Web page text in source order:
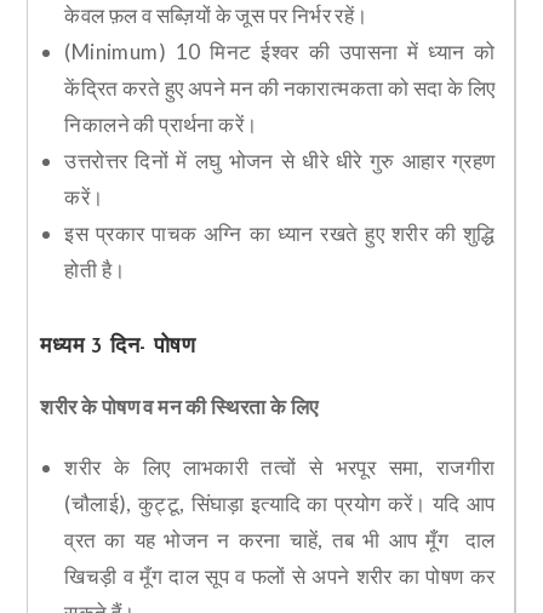
केवल फ़ल व सब्ज़ियों के जूस पर निर्भर रहें।
(Minimum) 10 मिनट ईश्वर की उपासना में ध्यान को
केंद्रित करते हुए अपने मन की नकारात्मकता को सदा के लिए
निकालने की प्रार्थना करें।
उत्तरोत्तर दिनों में लघु भोजन से धीरे धीरे गुरु आहार ग्रहण
करें।
इस प्रकार पाचक अग्नि का ध्यान रखते हुए शरीर की शुद्धि
होती है।
मध्यम 3 दिन- पोषण
शरीर के पोषण व मन की स्थिरता के लिए
शरीर के लिए लाभकारी तत्वों से भरपूर समा, राजगीरा
(चौलाई), कुट्टू, सिंघाड़ा इत्यादि का प्रयोग करें। यदि आप
व्रत का यह भोजन न करना चाहें, तब भी आप मूँग दाल
खिचड़ी व मूँग दाल सूप व फलों से अपने शरीर का पोषण कर